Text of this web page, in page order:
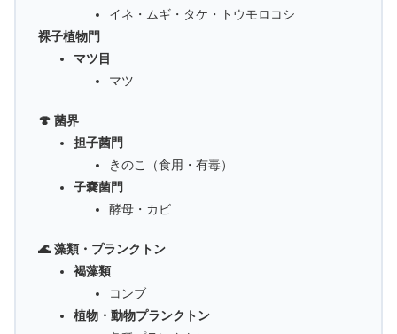
イネ・ムギ・タケ・トウモロコシ
裸子植物門
マツ目
マツ
🍄 菌界
担子菌門
きのこ（食用・有毒）
子嚢菌門
酵母・カビ
🌊 藻類・プランクトン
褐藻類
コンブ
植物・動物プランクトン